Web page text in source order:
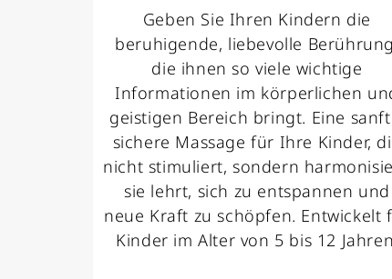
Geben Sie Ihren Kindern die
beruhigende, liebevolle
die ihnen so viele wichtige
Informationen im körperlichen
geistigen Bereich bringt. Eine
sichere Massage für Ihre Kinder,
nicht stimuliert, sondern
sie lehrt, sich zu entspannen und
neue Kraft zu schöpfen. Entwickelt
Kinder im Alter von 5 bis 12